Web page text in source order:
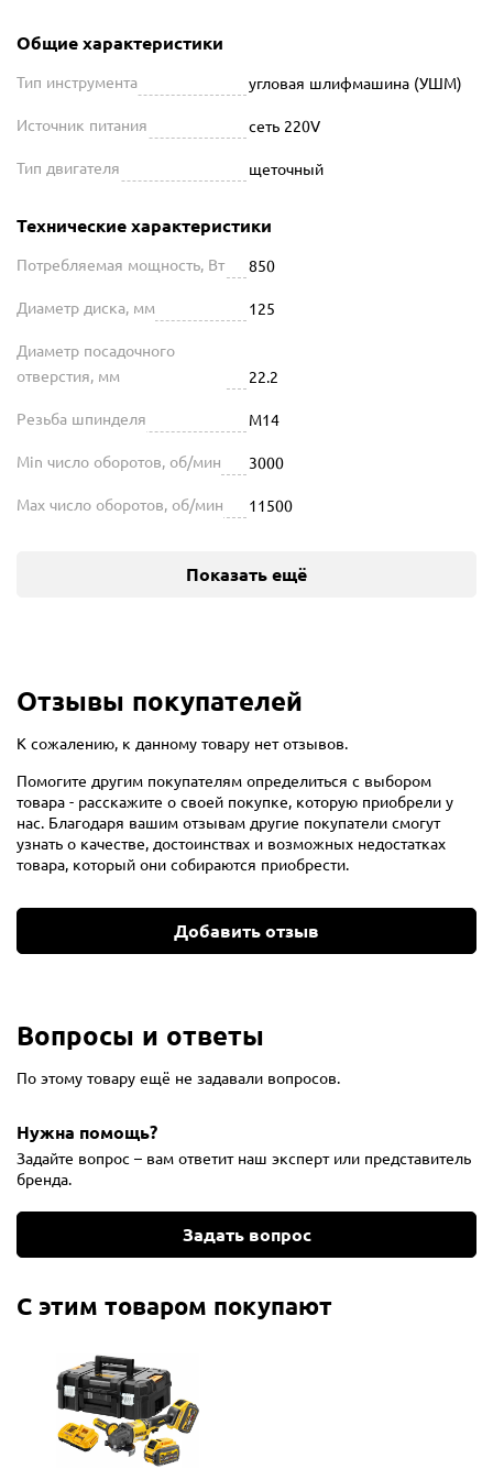
Общие характеристики
Тип инструмента угловая шлифмашина (УШМ)
Источник питания сеть 220V
Тип двигателя щеточный
Технические характеристики
Потребляемая мощность, Вт 850
Диаметр диска, мм 125
Диаметр посадочного
отверстия, мм
22.2
Резьба шпинделя М14
Min число оборотов, об/мин 3000
Max число оборотов, об/мин 11500
Показать ещё
Отзывы покупателей
К сожалению, к данному товару нет отзывов.
Помогите другим покупателям определиться с выбором
товара - расскажите о своей покупке, которую приобрели у
нас. Благодаря вашим отзывам другие покупатели смогут
узнать о качестве, достоинствах и возможных недостатках
товара, который они собираются приобрести.
Добавить отзыв
Вопросы и ответы
По этому товару ещё не задавали вопросов.
Нужна помощь?
Задайте вопрос – вам ответит наш эксперт или представитель
бренда.
Задать вопрос
С этим товаром покупают